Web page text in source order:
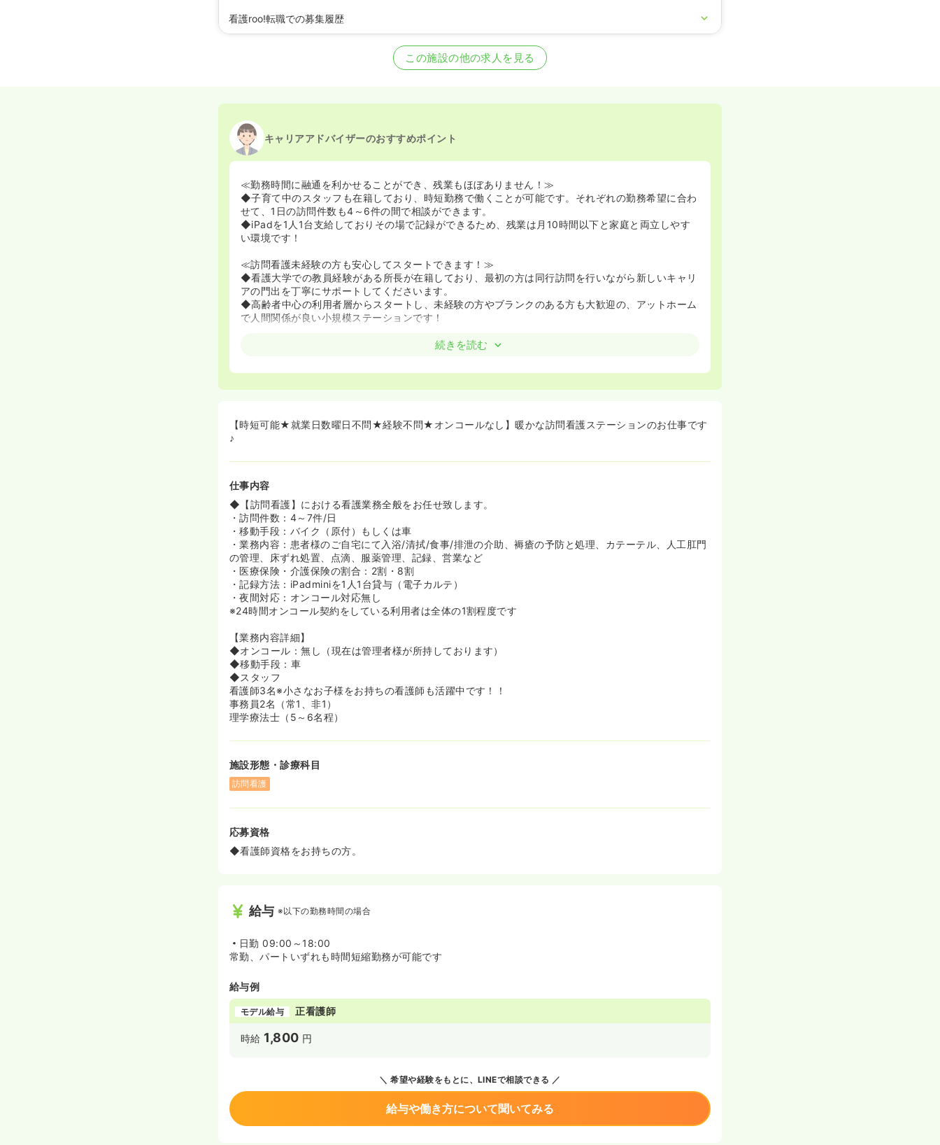
看護roo!転職での募集履歴
この施設の他の求人を見る
キャリアアドバイザーのおすすめポイント
≪勤務時間に融通を利かせることができ、残業もほぼありません！≫
◆子育て中のスタッフも在籍しており、時短勤務で働くことが可能です。それぞれの勤務希望に合わ
せて、1日の訪問件数も4～6件の間で相談ができます。
◆iPadを1人1台支給しておりその場で記録ができるため、残業は月10時間以下と家庭と両立しやす
い環境です！
≪訪問看護未経験の方も安心してスタートできます！≫
◆看護大学での教員経験がある所長が在籍しており、最初の方は同行訪問を行いながら新しいキャリ
アの門出を丁寧にサポートしてくださいます。
◆高齢者中心の利用者層からスタートし、未経験の方やブランクのある方も大歓迎の、アットホーム
で人間関係が良い小規模ステーションです！
≪お休みをしっかり確保しながら、頑張りが給与に反映されます！≫
働き方です。
≪あなたの目指すキャリアデザインを全力で応援してくださいます！≫
◆過去には実際に、こちらのサポートを受けて大学院進学をされた看護師のスタッフも在籍していま
続きを読む
【時短可能★就業日数曜日不問★経験不問★オンコールなし】暖かな訪問看護ステーションのお仕事です
♪
仕事内容
◆【訪問看護】における看護業務全般をお任せ致します。
・訪問件数：4～7件/日
・移動手段：バイク（原付）もしくは車
・業務内容：患者様のご自宅にて入浴/清拭/食事/排泄の介助、褥瘡の予防と処理、カテーテル、人工肛門
の管理、床ずれ処置、点滴、服薬管理、記録、営業など
・医療保険・介護保険の割合：2割・8割
・記録方法：iPadminiを1人1台貸与（電子カルテ）
・夜間対応：オンコール対応無し
※24時間オンコール契約をしている利用者は全体の1割程度です
【業務内容詳細】
◆オンコール：無し（現在は管理者様が所持しております）
◆移動手段：車
◆スタッフ
看護師3名※小さなお子様をお持ちの看護師も活躍中です！！
事務員2名（常1、非1）
理学療法士（5～6名程）
施設形態・診療科目
訪問看護
応募資格
◆看護師資格をお持ちの方。
給与 ※以下の勤務時間の場合
日勤 09:00～18:00
常勤、パートいずれも時間短縮勤務が可能です
給与例
モデル給与 正看護師
時給 1,800 円
希望や経験をもとに、LINEで相談できる
給与や働き方について聞いてみる